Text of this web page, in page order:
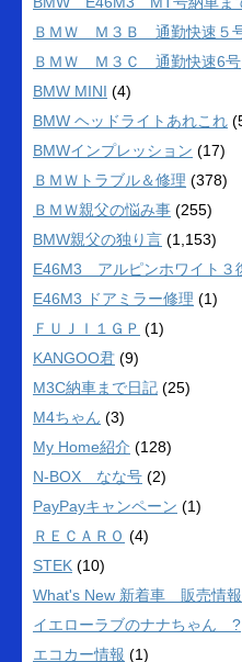
ＢＭＷ Ｍ３Ｂ 通勤快速５
ＢＭＷ Ｍ３Ｃ 通勤快速6号
BMW MINI (4)
BMW ヘッドライトあれこれ
BMWインプレッション (17)
ＢＭＷトラブル＆修理 (378)
ＢＭＷ親父の悩み事 (255)
BMW親父の独り言 (1,153)
E46M3 アルピンホワイト３
E46M3 ドアミラー修理 (1)
ＦＵＪＩ１ＧＰ (1)
KANGOO君 (9)
M3C納車まで日記 (25)
M4ちゃん (3)
My Home紹介 (128)
N-BOX なな号 (2)
PayPayキャンペーン (1)
ＲＥＣＡＲＯ (4)
STEK (10)
What's New 新着車 販売情報
イエローラブのナナちゃん ?
エコカー情報 (1)